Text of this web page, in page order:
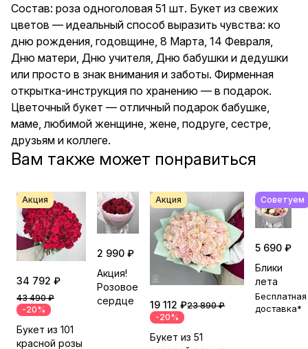
подарок бабушке, маме,
любимой женщине, жене,
подруге, сестре, друзьям и
коллеге.
Состав: роза одноголовая 51 шт. Букет из свежих
цветов — идеальный способ выразить чувства: ко
дню рождения, годовщине, 8 Марта, 14 Февраля,
Дню матери, Дню учителя, Дню бабушки и дедушки
или просто в знак внимания и заботы. Фирменная
открытка-инструкция по хранению — в подарок.
Цветочный букет — отличный подарок бабушке,
маме, любимой женщине, жене, подруге, сестре,
друзьям и коллеге.
Вам также может понравиться
Акция
34 792 ₽
43 490 ₽
-20%
Букет из 101
красной розы
2 990 ₽
Акция!
Розовое
сердце
Акция
19 112 ₽23 890 ₽
-20%
Букет из 51
Советуем
5 690 ₽
Блики
лета
Бесплатная
доставка*